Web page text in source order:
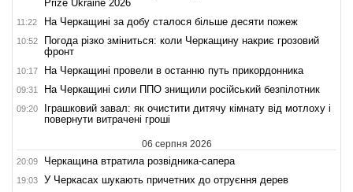
Prize Ukraine 2026
11:22 На Черкащині за добу сталося більше десяти пожеж
10:52
Погода різко зміниться: коли Черкащину накриє грозовий
фронт
10:17 На Черкащині провели в останню путь прикордонника
09:31 На Черкащині сили ППО знищили російський безпілотник
09:20
Іграшковий завал: як очистити дитячу кімнату від мотлоху і
повернути витрачені гроші
06 серпня 2026
20:09 Черкащина втратила розвідника-сапера
19:03 У Черкасах шукають причетних до отруєння дерев